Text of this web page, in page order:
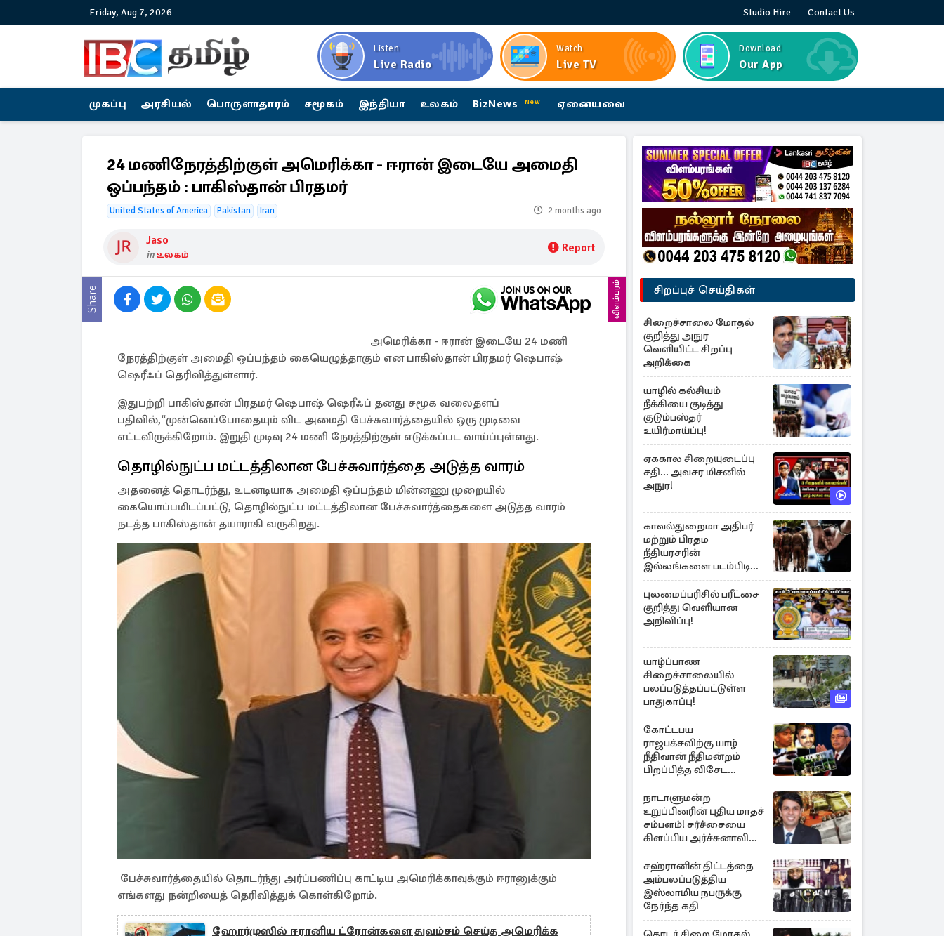
Friday, Aug 7, 2026 Studio Hire Contact Us
Listen
Live Radio
Watch
Live TV
Download
Our App
முகப்பு அரசியல் பொருளாதாரம் சமூகம் இந்தியா உலகம் BizNews New ஏனையவை
24 மணிநேரத்திற்குள் அமெரிக்கா - ஈரான் இடையே அமைதி
ஒப்பந்தம் : பாகிஸ்தான் பிரதமர்
United States of America Pakistan Iran 2 months ago
Jaso
inஉலகம் Report
Share விளம்பரம்
அமெரிக்கா - ஈரான் இடையே 24 மணி
நேரத்திற்குள் அமைதி ஒப்பந்தம் கையெழுத்தாகும் என பாகிஸ்தான் பிரதமர் ஷெபாஷ்
ஷெரீஃப் தெரிவித்துள்ளார்.
இதுபற்றி பாகிஸ்தான் பிரதமர் ஷெபாஷ் ஷெரீஃப் தனது சமூக வலைதளப்
பதிவில்,“முன்னெப்போதையும் விட அமைதி பேச்சுவார்த்தையில் ஒரு முடிவை
எட்டவிருக்கிறோம். இறுதி முடிவு 24 மணி நேரத்திற்குள் எடுக்கப்பட வாய்ப்புள்ளது.
தொழில்நுட்ப மட்டத்திலான பேச்சுவார்த்தை அடுத்த வாரம்
அதனைத் தொடர்ந்து, உடனடியாக அமைதி ஒப்பந்தம் மின்னணு முறையில்
கையொப்பமிடப்பட்டு, தொழில்நுட்ப மட்டத்திலான பேச்சுவார்த்தைகளை அடுத்த வாரம்
நடத்த பாகிஸ்தான் தயாராகி வருகிறது.
பேச்சுவார்த்தையில் தொடர்ந்து அர்ப்பணிப்பு காட்டிய அமெரிக்காவுக்கும் ஈரானுக்கும்
எங்களது நன்றியைத் தெரிவித்துக் கொள்கிறோம்.
ஹோர்முஸில் ஈரானிய ட்ரோன்களை துவம்சம் செய்த அமெரிக்க
சிறப்புச் செய்திகள்
சிறைச்சாலை மோதல்
குறித்து அநுர
வெளியிட்ட சிறப்பு
அறிக்கை
யாழில் கல்சியம்
நீக்கியை குடித்து
குடும்பஸ்தர்
உயிர்மாய்ப்பு!
ஏககால சிறையுடைப்பு
சதி... அவசர மிசனில்
அநுர!
காவல்துறைமா அதிபர்
மற்றும் பிரதம
நீதியரசரின்
இல்லங்களை படம்பிடித்த
சந்தேக நபர் கைது!
புலமைப்பரிசில் பரீட்சை
குறித்து வெளியான
அறிவிப்பு!
யாழ்ப்பாண
சிறைச்சாலையில்
பலப்படுத்தப்பட்டுள்ள
பாதுகாப்பு!
கோட்டபய
ராஜபக்சவிற்கு யாழ்
நீதிவான் நீதிமன்றம்
பிறப்பித்த விசேட
உத்தரவு!
நாடாளுமன்ற
உறுப்பினரின் புதிய மாதச்
சம்பளம்! சர்ச்சையை
கிளப்பிய அர்ச்சுனாவின்
அறிக்கை
சஹ்ரானின் திட்டத்தை
அம்பலப்படுத்திய
இஸ்லாமிய நபருக்கு
நேர்ந்த கதி